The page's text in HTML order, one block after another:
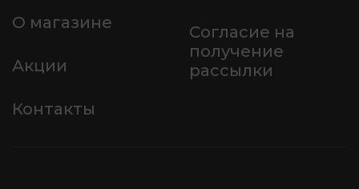
О магазине
Акции
Контакты
Согласие на
получение
рассылки